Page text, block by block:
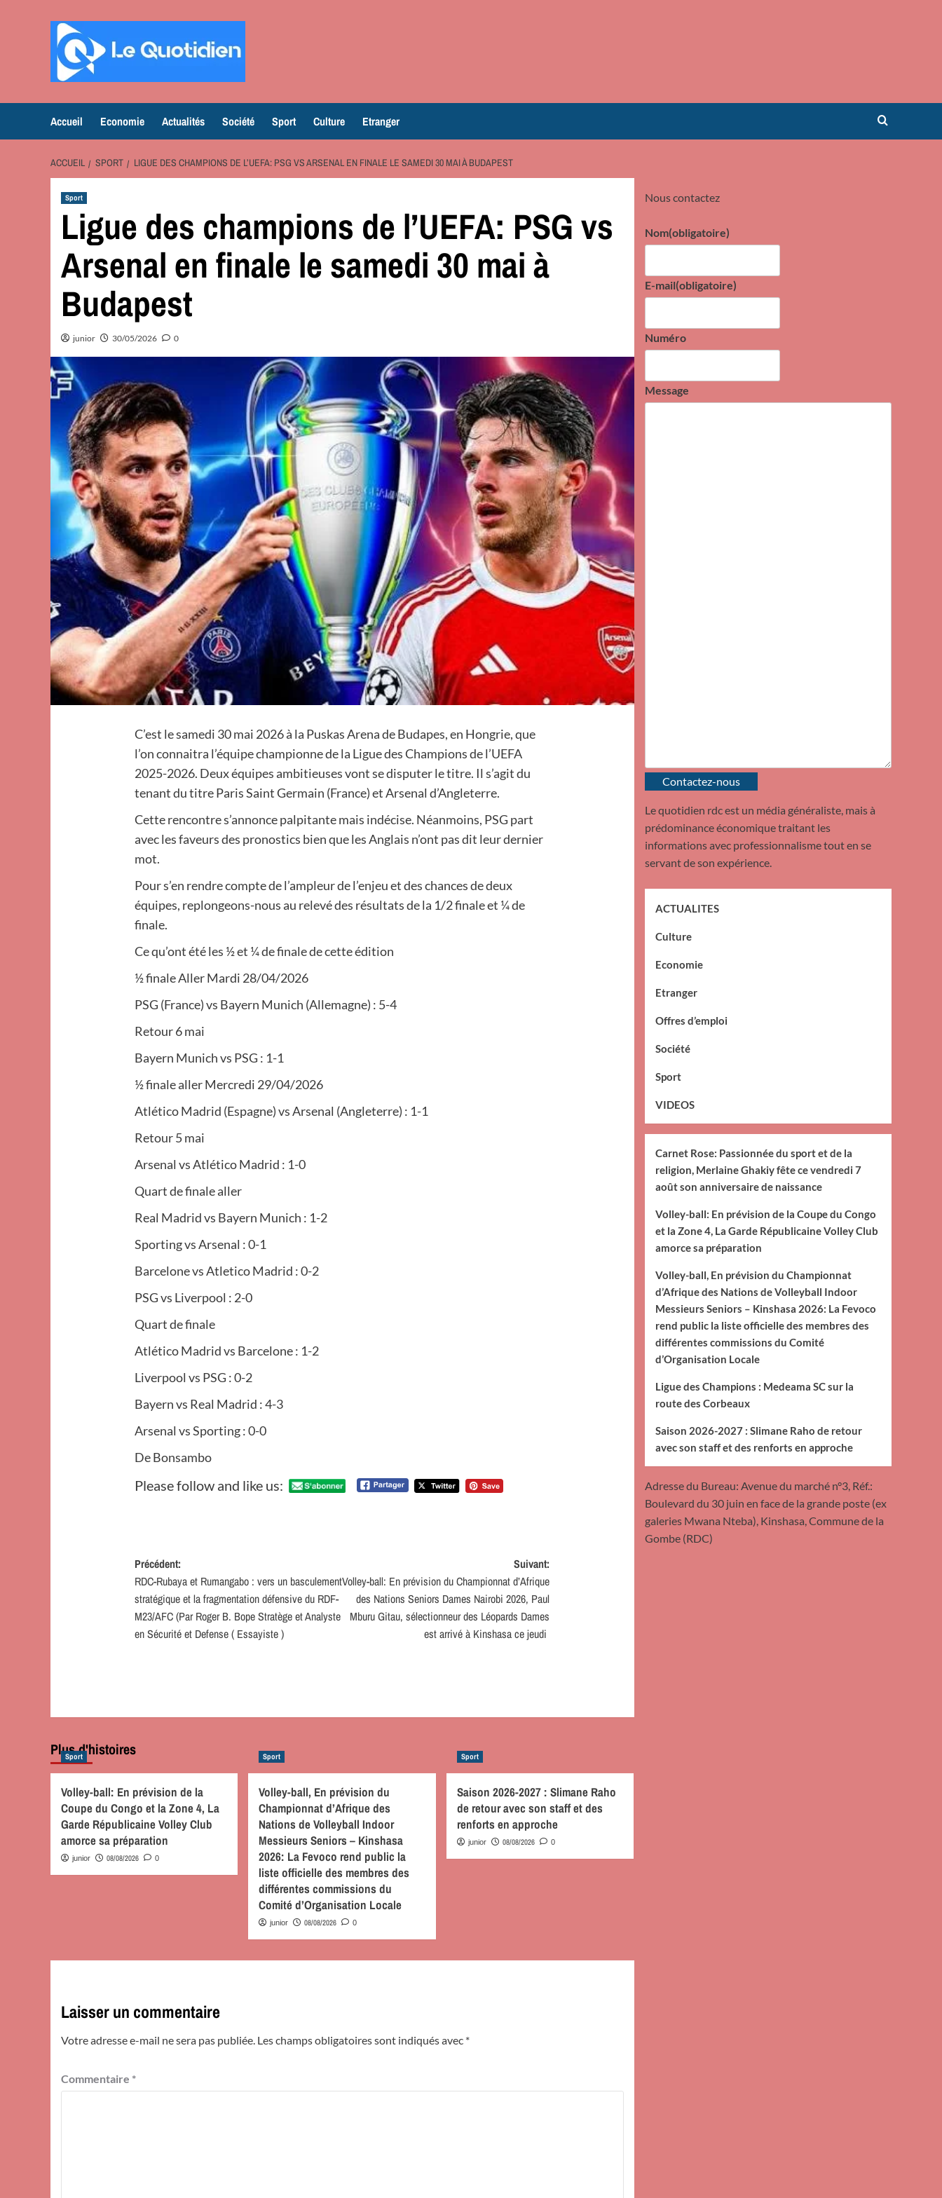
Accueil Economie Actualités Société Sport Culture Etranger
ACCUEIL SPORT LIGUE DES CHAMPIONS DE L’UEFA: PSG VS ARSENAL EN FINALE LE SAMEDI 30 MAI À BUDAPEST
Sport
Ligue des champions de l’UEFA: PSG vs
Arsenal en finale le samedi 30 mai à
Budapest
junior 30/05/2026 0
C’est le samedi 30 mai 2026 à la Puskas Arena de Budapes, en Hongrie, que
l’on connaitra l’équipe championne de la Ligue des Champions de l’UEFA
2025-2026. Deux équipes ambitieuses vont se disputer le titre. Il s’agit du
tenant du titre Paris Saint Germain (France) et Arsenal d’Angleterre.
Cette rencontre s’annonce palpitante mais indécise. Néanmoins, PSG part
avec les faveurs des pronostics bien que les Anglais n’ont pas dit leur dernier
mot.
Pour s’en rendre compte de l’ampleur de l’enjeu et des chances de deux
équipes, replongeons-nous au relevé des résultats de la 1/2 finale et ¼ de
finale.
Ce qu’ont été les ½ et ¼ de finale de cette édition
½ finale Aller Mardi 28/04/2026
PSG (France) vs Bayern Munich (Allemagne) : 5-4
Retour 6 mai
Bayern Munich vs PSG : 1-1
½ finale aller Mercredi 29/04/2026
Atlético Madrid (Espagne) vs Arsenal (Angleterre) : 1-1
Retour 5 mai
Arsenal vs Atlético Madrid : 1-0
Quart de finale aller
Real Madrid vs Bayern Munich : 1-2
Sporting vs Arsenal : 0-1
Barcelone vs Atletico Madrid : 0-2
PSG vs Liverpool : 2-0
Quart de finale
Atlético Madrid vs Barcelone : 1-2
Liverpool vs PSG : 0-2
Bayern vs Real Madrid : 4-3
Arsenal vs Sporting : 0-0
De Bonsambo
Please follow and like us:
Navigation
d’article
Précédent:
RDC-Rubaya et Rumangabo : vers un basculement
stratégique et la fragmentation défensive du RDF-
M23/AFC (Par Roger B. Bope Stratège et Analyste
en Sécurité et Defense ( Essayiste )
Suivant:
Volley-ball: En prévision du Championnat d’Afrique
des Nations Seniors Dames Nairobi 2026, Paul
Mburu Gitau, sélectionneur des Léopards Dames
est arrivé à Kinshasa ce jeudi
Plus d'histoires
Sport
Volley-ball: En prévision de la
Coupe du Congo et la Zone 4, La
Garde Républicaine Volley Club
amorce sa préparation
junior 08/08/2026 0
Sport
Volley-ball, En prévision du
Championnat d’Afrique des
Nations de Volleyball Indoor
Messieurs Seniors – Kinshasa
2026: La Fevoco rend public la
liste officielle des membres des
différentes commissions du
Comité d’Organisation Locale
junior 08/08/2026 0
Sport
Saison 2026-2027 : Slimane Raho
de retour avec son staff et des
renforts en approche
junior 08/08/2026 0
Laisser un commentaire
Votre adresse e-mail ne sera pas publiée. Les champs obligatoires sont indiqués avec *
Commentaire *
Nous contactez
Nom(obligatoire)
E-mail(obligatoire)
Numéro
Message
Contactez-nous
Le quotidien rdc est un média généraliste, mais à
prédominance économique traitant les
informations avec professionnalisme tout en se
servant de son expérience.
ACTUALITES
Culture
Economie
Etranger
Offres d’emploi
Société
Sport
VIDEOS
Carnet Rose: Passionnée du sport et de la
religion, Merlaine Ghakiy fête ce vendredi 7
août son anniversaire de naissance
Volley-ball: En prévision de la Coupe du Congo
et la Zone 4, La Garde Républicaine Volley Club
amorce sa préparation
Volley-ball, En prévision du Championnat
d’Afrique des Nations de Volleyball Indoor
Messieurs Seniors – Kinshasa 2026: La Fevoco
rend public la liste officielle des membres des
différentes commissions du Comité
d’Organisation Locale
Ligue des Champions : Medeama SC sur la
route des Corbeaux
Saison 2026-2027 : Slimane Raho de retour
avec son staff et des renforts en approche
Adresse du Bureau: Avenue du marché n°3, Réf.:
Boulevard du 30 juin en face de la grande poste (ex
galeries Mwana Nteba), Kinshasa, Commune de la
Gombe (RDC)